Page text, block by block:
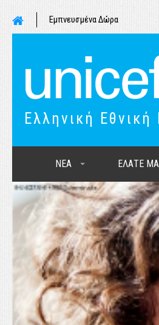
Εμπνευσμένα Δώρα
Ελληνική Εθνική
ΝΕΑ ΕΛΑΤΕ